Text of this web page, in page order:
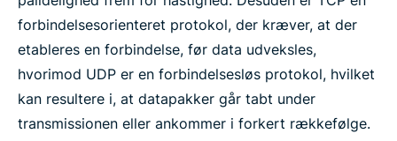
forbindelsesorienteret protokol, der kræver, at der
etableres en forbindelse, før data udveksles,
hvorimod UDP er en forbindelsesløs protokol, hvilket
kan resultere i, at datapakker går tabt under
transmissionen eller ankommer i forkert rækkefølge.